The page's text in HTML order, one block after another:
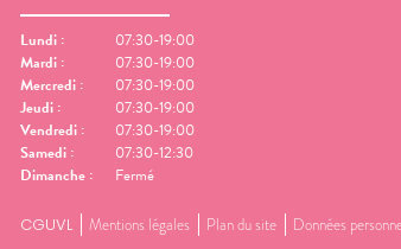
Lundi :
07:30-19:00
Mardi :
07:30-19:00
Mercredi :
07:30-19:00
Jeudi :
07:30-19:00
Vendredi :
07:30-19:00
Samedi :
07:30-12:30
Dimanche : Fermé
CGUVL Mentions légales Plan du site Données